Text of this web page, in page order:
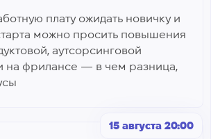
плату ожидать новичку и
можно просить повышения
аутсорсинговой
на фрилансе — в чем разница,
15 августа 20:00